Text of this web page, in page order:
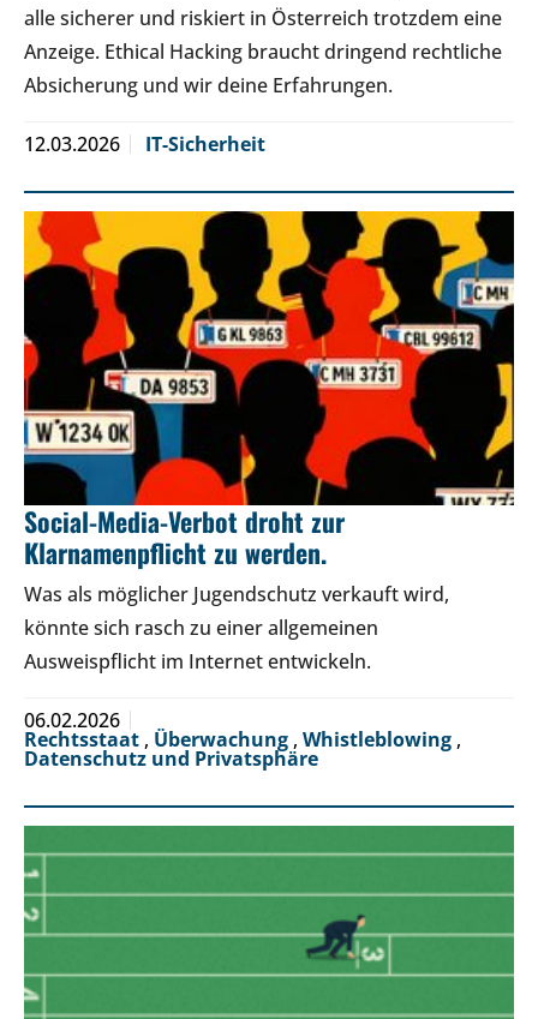
alle sicherer und riskiert in Österreich trotzdem eine
Anzeige. Ethical Hacking braucht dringend rechtliche
Absicherung und wir deine Erfahrungen.
12.03.2026 IT-Sicherheit
Social-Media-Verbot droht zur
Klarnamenpflicht zu werden.
Was als möglicher Jugendschutz verkauft wird,
könnte sich rasch zu einer allgemeinen
Ausweispflicht im Internet entwickeln.
06.02.2026
Rechtsstaat , Überwachung , Whistleblowing ,
Datenschutz und Privatsphäre